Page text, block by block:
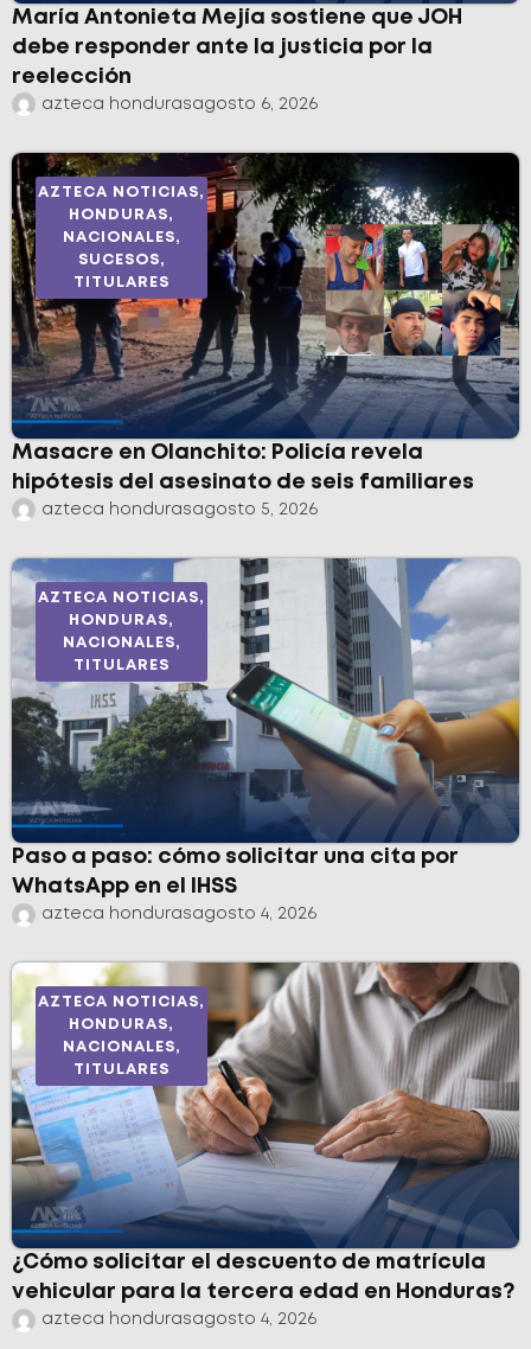
María Antonieta Mejía sostiene que JOH
debe responder ante la justicia por la
reelección
azteca hondurasagosto 6, 2026
AZTECA NOTICIAS,
HONDURAS,
NACIONALES,
SUCESOS,
TITULARES
Masacre en Olanchito: Policía revela
hipótesis del asesinato de seis familiares
azteca hondurasagosto 5, 2026
AZTECA NOTICIAS,
HONDURAS,
NACIONALES,
TITULARES
Paso a paso: cómo solicitar una cita por
WhatsApp en el IHSS
azteca hondurasagosto 4, 2026
AZTECA NOTICIAS,
HONDURAS,
NACIONALES,
TITULARES
¿Cómo solicitar el descuento de matrícula
vehicular para la tercera edad en Honduras?
azteca hondurasagosto 4, 2026